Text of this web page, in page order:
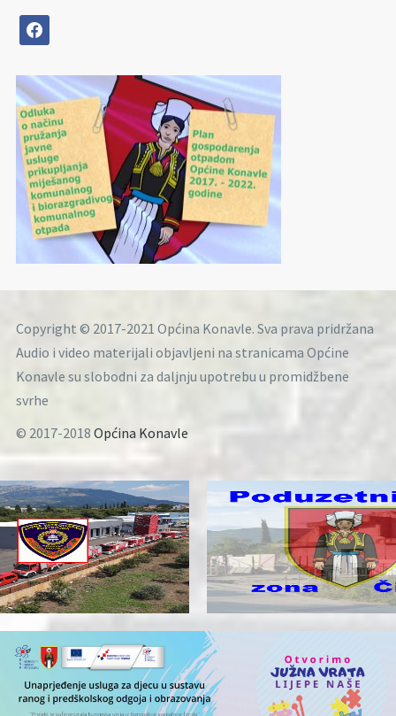
facebook
Copyright © 2017-2021 Općina Konavle. Sva prava pridržana
Audio i video materijali objavljeni na stranicama Općine
Konavle su slobodni za daljnju upotrebu u promidžbene
svrhe
© 2017-2018 Općina Konavle